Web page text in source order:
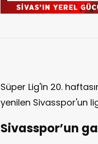
Süper Lig'in 20.
yenilen Sivasspor'un
Sivasspor’un